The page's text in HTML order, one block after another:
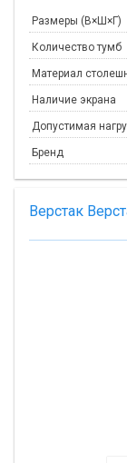
Размеры (В×Ш×Г)
Количество тумб
Материал
Наличие экрана
Допустимая
Бренд
Верстак